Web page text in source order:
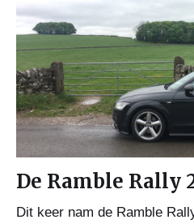
De Ramble Rally
Dit keer nam de Ramble